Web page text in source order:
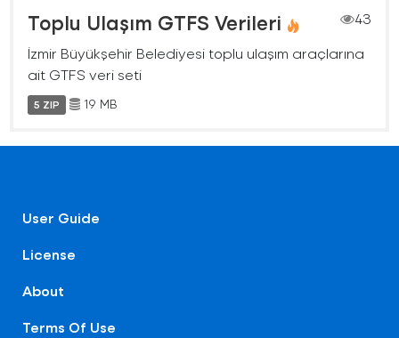
Toplu Ulaşım GTFS Verileri
43
İzmir Büyükşehir Belediyesi toplu ulaşım araçlarına
ait GTFS veri seti
5 ZIP 19 MB
User Guide
License
About
Terms Of Use